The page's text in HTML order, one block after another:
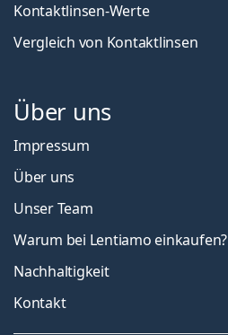
Kontaktlinsen-Werte
Vergleich von Kontaktlinsen
Über uns
Impressum
Über uns
Unser Team
Warum bei Lentiamo einkaufen?
Nachhaltigkeit
Kontakt